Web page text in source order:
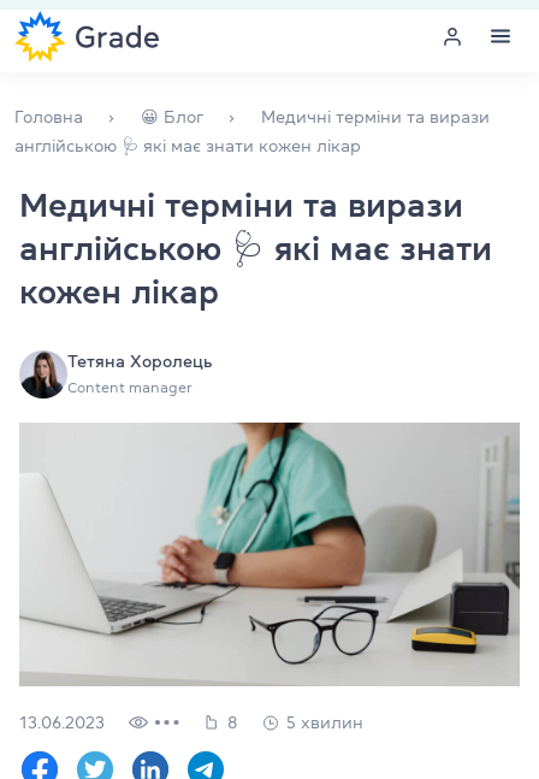
Навчання для викладачів
Англійська для компаній
Підготовка до іспитів
Більше про нас
Перевірити рівень
Залишити заявку
Мова сайту RU
Головна 😀 Блог
Медичні терміни та вирази
англійською 🩺 які має знати кожен лікар
Медичні терміни та вирази
англійською 🩺 які має знати
кожен лікар
Тетяна Хоролець
Content manager
13.06.2023 8 5 хвилин